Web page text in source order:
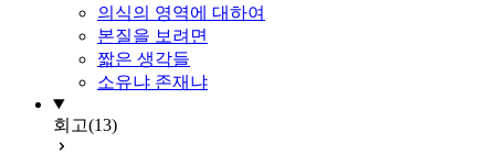
의식의 영역에 대하여
본질을 보려면
짧은 생각들
소유냐 존재냐
회고(13)